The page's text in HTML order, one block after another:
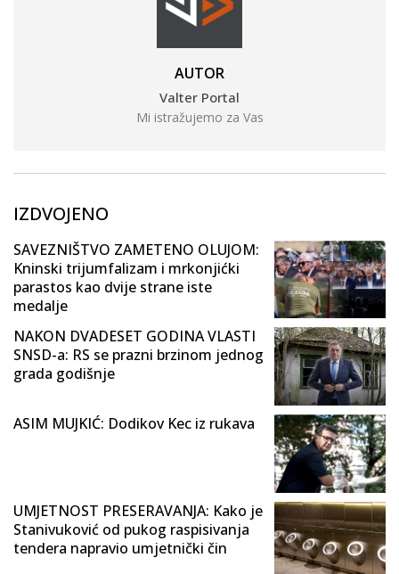
AUTOR
Valter Portal
Mi istražujemo za Vas
IZDVOJENO
SAVEZNIŠTVO ZAMETENO OLUJOM:
Kninski trijumfalizam i mrkonjićki
parastos kao dvije strane iste
medalje
NAKON DVADESET GODINA VLASTI
SNSD-a: RS se prazni brzinom jednog
grada godišnje
ASIM MUJKIĆ: Dodikov Kec iz rukava
UMJETNOST PRESERAVANJA: Kako je
Stanivuković od pukog raspisivanja
tendera napravio umjetnički čin